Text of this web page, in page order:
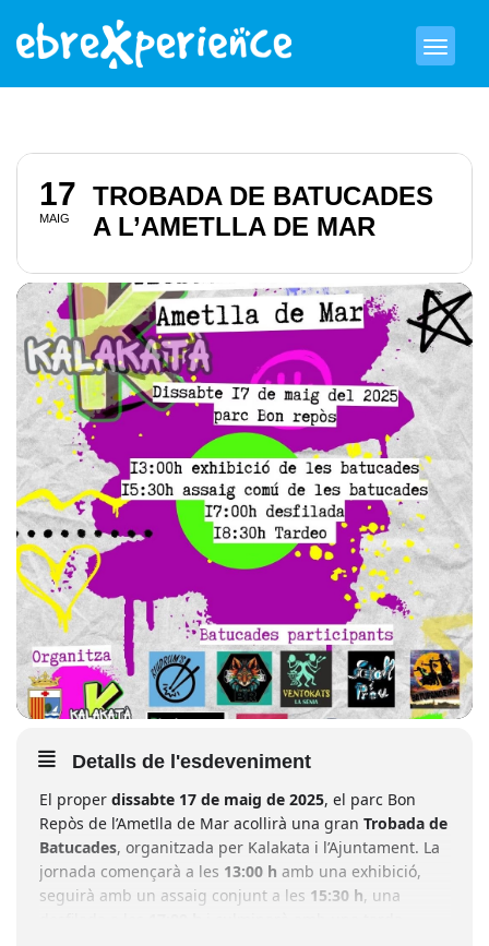
17
MAIG
TROBADA DE BATUCADES
A L’AMETLLA DE MAR
Detalls de l'esdeveniment
El proper dissabte 17 de maig de 2025, el parc Bon
Repòs de l’Ametlla de Mar acollirà una gran Trobada de
Batucades, organitzada per Kalakata i l’Ajuntament. La
jornada començarà a les 13:00 h amb una exhibició,
seguirà amb un assaig conjunt a les 15:30 h, una